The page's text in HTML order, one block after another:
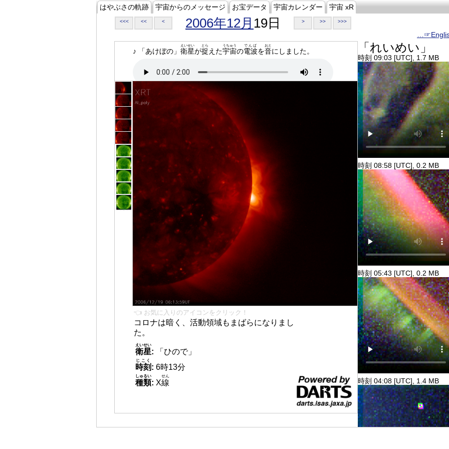
はやぶさの軌跡 宇宙からのメッセージ お宝データ 宇宙カレンダー 宇宙 xR
<<< << < 2006年12月 19日 > >> >>>
♪ 「あけぼの」 衛星
えいせい
が捉
とら
えた宇宙
うちゅう
の電波
でんぱ
を音
おと
にしました。
👈 お気に入りのアイコンをクリック！
コロナは暗く、活動領域もまばらになりまし
た。
衛星
えいせい
:
「ひので」
時刻
じこく
: 6時13分
種類
しゅるい
: X線
せん
「れいめい」
時刻 09:03 [UTC], 1.7 MB
時刻 08:58 [UTC], 0.2 MB
時刻 05:43 [UTC], 0.2 MB
時刻 04:08 [UTC], 1.4 MB